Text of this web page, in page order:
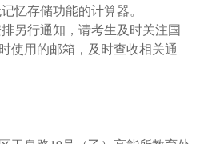
忆存储功能的计算器。
另行通知，请考生及时关注国
使用的邮箱，及时查收相关通